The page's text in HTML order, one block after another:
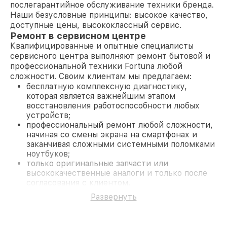
послегарантийное обслуживание техники бренда.
Наши безусловные принципы: высокое качество,
доступные цены, высококлассный сервис.
Ремонт в сервисном центре
Квалифицированные и опытные специалисты
сервисного центра выполняют ремонт бытовой и
профессиональной техники Fortuna любой
сложности. Своим клиентам мы предлагаем:
бесплатную комплексную диагностику,
которая является важнейшим этапом
восстановления работоспособности любых
устройств;
профессиональный ремонт любой сложности,
начиная со смены экрана на смартфонах и
заканчивая сложными системными поломками
ноутбуков;
только оригинальные запчасти или
высококачественные аналоги и только после
согласования с клиентом.
На все работы и замененные комплектующие
предоставляется длительная гарантия. В случае
Развернуть